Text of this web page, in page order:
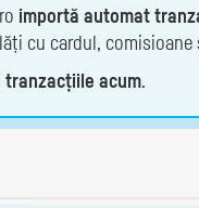
importă automat
cu cardul, comisioane
tranzacțiile acum.